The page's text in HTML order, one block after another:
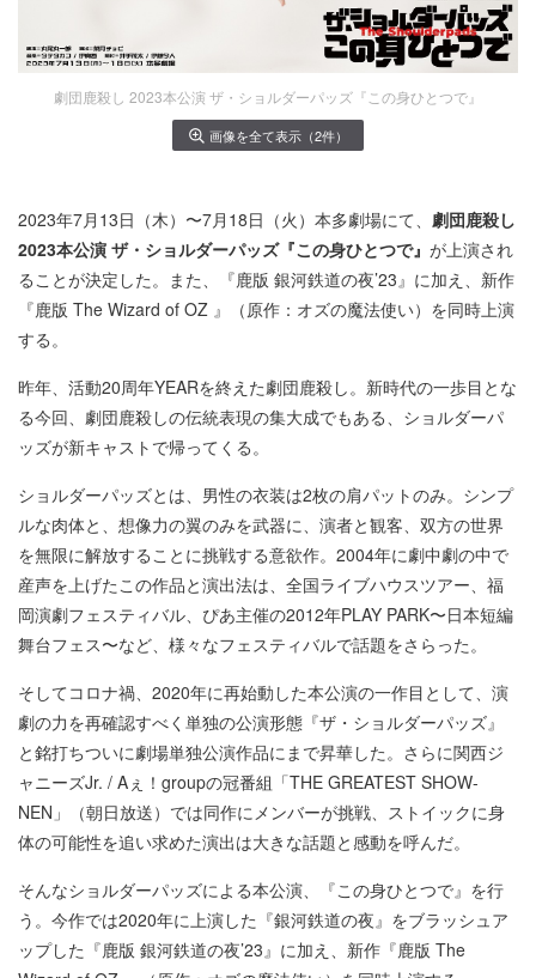
劇団鹿殺し 2023本公演 ザ・ショルダーパッズ『この身ひとつで』
画像を全て表示（2件）
2023年7月13日（木）〜7月18日（火）本多劇場にて、 劇団鹿殺し
2023本公演 ザ・ショルダーパッズ『この身ひとつで』 が上演され
ることが決定した。また、『鹿版 銀河鉄道の夜’23』に加え、新作
『鹿版 The Wizard of OZ 』（原作：オズの魔法使い）を同時上演
する。
昨年、活動20周年YEARを終えた劇団鹿殺し。新時代の一歩目とな
る今回、劇団鹿殺しの伝統表現の集大成でもある、ショルダーパ
ッズが新キャストで帰ってくる。
ショルダーパッズとは、男性の衣装は2枚の肩パットのみ。シンプ
ルな肉体と、想像力の翼のみを武器に、演者と観客、双方の世界
を無限に解放することに挑戦する意欲作。2004年に劇中劇の中で
産声を上げたこの作品と演出法は、全国ライブハウスツアー、福
岡演劇フェスティバル、ぴあ主催の2012年PLAY PARK〜日本短編
舞台フェス〜など、様々なフェスティバルで話題をさらった。
そしてコロナ禍、2020年に再始動した本公演の一作目として、演
劇の力を再確認すべく単独の公演形態『ザ・ショルダーパッズ』
と銘打ちついに劇場単独公演作品にまで昇華した。さらに関西ジ
ャニーズJr. / Aぇ！groupの冠番組「THE GREATEST SHOW-
NEN」（朝日放送）では同作にメンバーが挑戦、ストイックに身
体の可能性を追い求めた演出は大きな話題と感動を呼んだ。
そんなショルダーパッズによる本公演、『この身ひとつで』を行
う。今作では2020年に上演した『銀河鉄道の夜』をブラッシュア
ップした『鹿版 銀河鉄道の夜’23』に加え、新作『鹿版 The